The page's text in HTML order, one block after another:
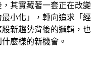
其實藏著一套正在改變
小化」，轉向追求「經
新趨勢背後的邏輯，也
麼樣的新機會。